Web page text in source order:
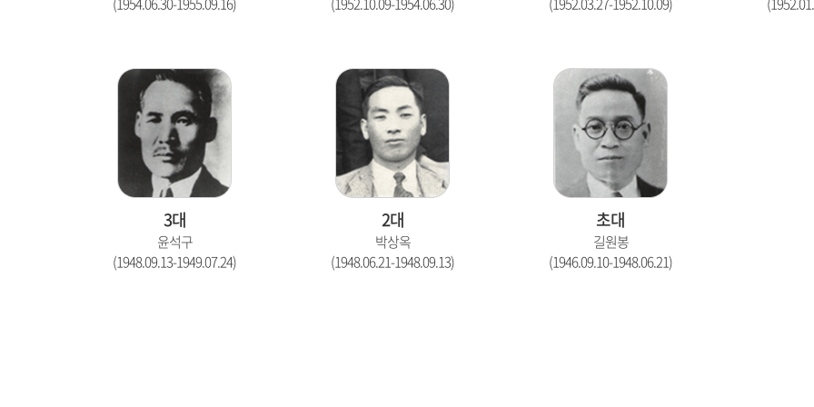
3대
윤석구
(1948.09.13-1949.07.24)
2대
박상옥
(1948.06.21-1948.09.13)
초대
길원봉
(1946.09.10-1948.06.21)